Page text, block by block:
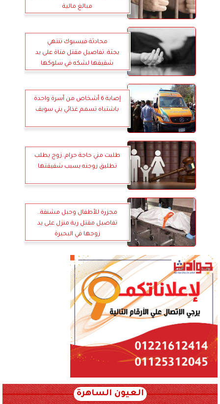
مبالغ مالية
محادثة فيسبوك تنتهي
بجثة..تفاصيل مقتل فتاة على يد
شقيقها لشكه في سلوكها
إصابة 6 أشخاص من أسرة واحدة
باشتباه تسمم غذائي بني سويف
طلبت مني حاجة حرام..زوج يطلب
تطليق زوجته بسبب شقيقتها
مجزرة للأطفال وحبل مشنقة..
تفاصيل مقتل ربة منزل على يد
زوجها في البحيرة
العيون الساهرة